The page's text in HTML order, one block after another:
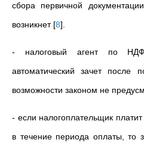
сбора первичной
возникнет [8]
- налоговый агент по
автоматический зачет после
возможности законом не
- если налогоплательщик
в течение периода оплаты, то